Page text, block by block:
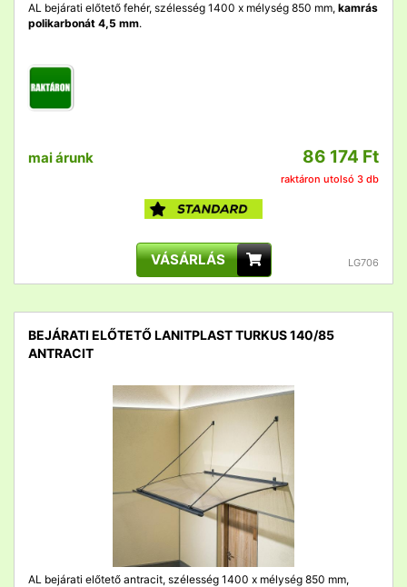
AL bejárati előtető fehér, szélesség 1400 x mélység 850 mm, kamrás
polikarbonát 4,5 mm.
mai árunk 86 174 Ft
raktáron utolsó 3 db
VÁSÁRLÁS LG706
BEJÁRATI ELŐTETŐ LANITPLAST TURKUS 140/85
ANTRACIT
AL bejárati előtető antracit, szélesség 1400 x mélység 850 mm,